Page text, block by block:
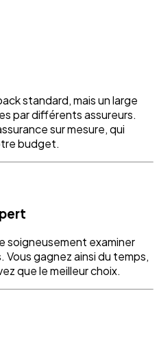
standard, mais un large
par différents assureurs.
sur mesure, qui
budget.
soigneusement examiner
gagnez ainsi du temps,
que le meilleur choix.